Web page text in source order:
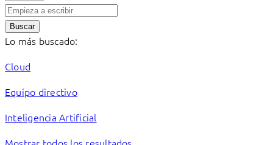
Buscar
Lo más buscado:
Cloud
Equipo directivo
Inteligencia Artificial